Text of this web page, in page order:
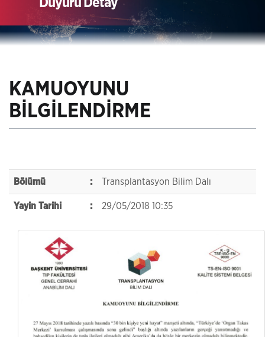
Duyuru Detay
KAMUOYUNU
BİLGİLENDİRME
Bölümü : Transplantasyon Bilim Dalı
Yayin Tarihi : 29/05/2018 10:35